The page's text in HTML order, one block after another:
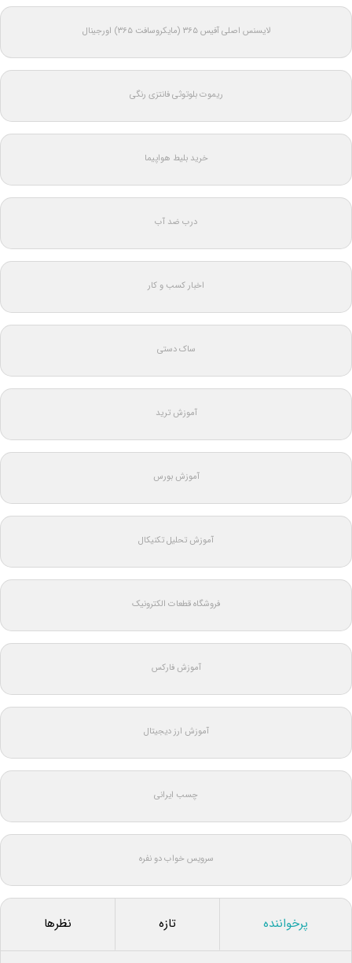
لایسنس اصلی آفیس ۳۶۵ (مایکروسافت ۳۶۵) اورجینال
ریموت بلوتوثی فانتزی رنگی
خرید بلیط هواپیما
درب ضد آب
اخبار کسب و کار
ساک دستی
آموزش ترید
آموزش بورس
آموزش تحلیل تکنیکال
فروشگاه قطعات الکترونیک
آموزش فارکس
آموزش ارز دیجیتال
چسب ایرانی
سرویس خواب دو نفره
پرخواننده تازه نظرها